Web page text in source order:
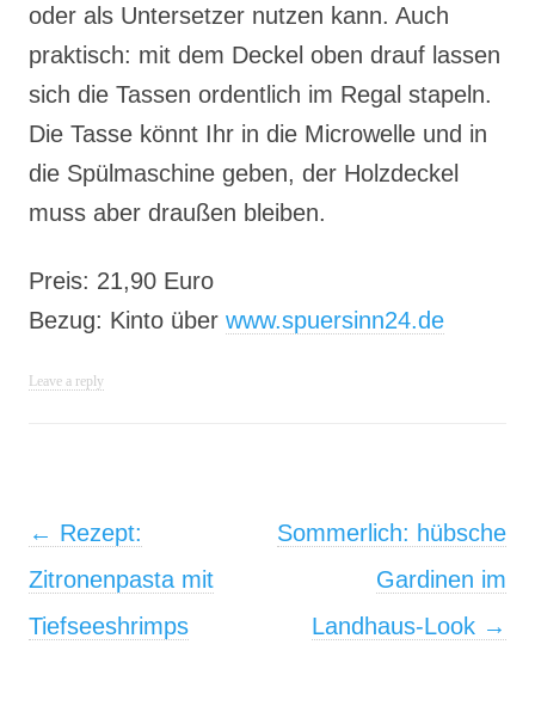
oder als Untersetzer nutzen kann. Auch
praktisch: mit dem Deckel oben drauf lassen
sich die Tassen ordentlich im Regal stapeln.
Die Tasse könnt Ihr in die Microwelle und in
die Spülmaschine geben, der Holzdeckel
muss aber draußen bleiben.
Preis: 21,90 Euro
Bezug: Kinto über www.spuersinn24.de
Leave a reply
Post navigation
← Rezept:
Zitronenpasta mit
Tiefseeshrimps
Sommerlich: hübsche
Gardinen im
Landhaus-Look →